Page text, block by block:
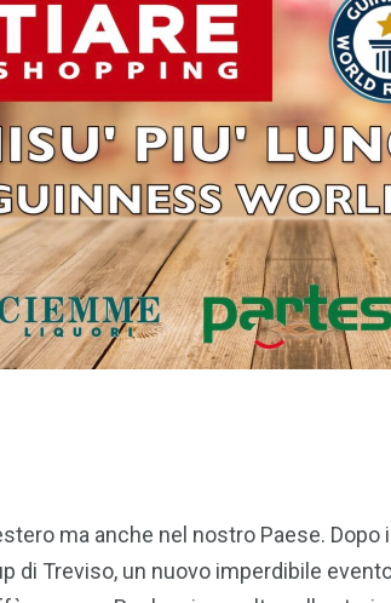
ma anche nel nostro Paese. Dopo
di Treviso, un nuovo imperdibile